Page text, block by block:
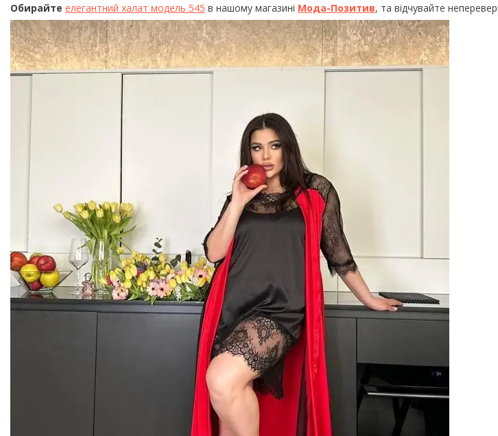
Обирайте елегантний халат модель 545 в нашому магазині Мода-Позитив, та відчувайте